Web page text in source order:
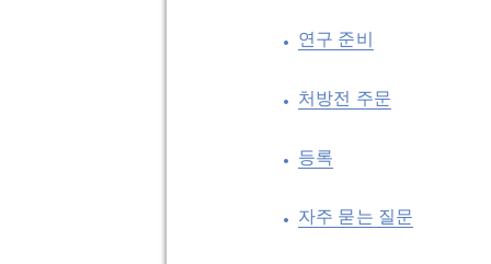
연구 준비
처방전 주문
등록
자주 묻는 질문